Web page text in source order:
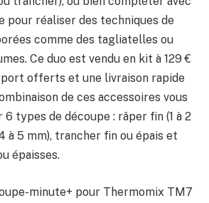
pour réaliser des techniques de
comme des tagliatelles ou
Ce duo est vendu en kit à 129 €
offerts et une livraison rapide
de ces accessoires vous
6 types de découpe : râper fin (1 à 2
à 5 mm), trancher fin ou épais et
épaisses.
minute+ pour Thermomix TM7